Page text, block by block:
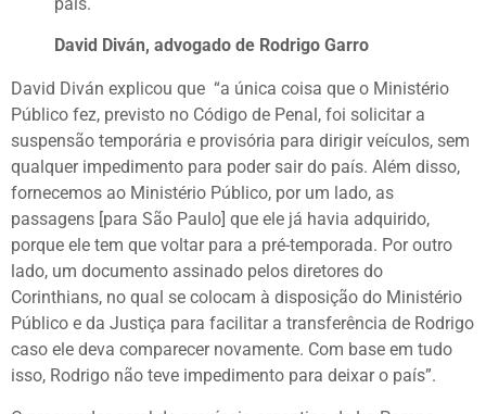
David Diván, advogado de Rodrigo Garro
David Diván explicou que “a única coisa que o Ministério
Público fez, previsto no Código de Penal, foi solicitar a
suspensão temporária e provisória para dirigir veículos, sem
qualquer impedimento para poder sair do país. Além disso,
fornecemos ao Ministério Público, por um lado, as
passagens [para São Paulo] que ele já havia adquirido,
porque ele tem que voltar para a pré-temporada. Por outro
lado, um documento assinado pelos diretores do
Corinthians, no qual se colocam à disposição do Ministério
Público e da Justiça para facilitar a transferência de Rodrigo
caso ele deva comparecer novamente. Com base em tudo
isso, Rodrigo não teve impedimento para deixar o país”.